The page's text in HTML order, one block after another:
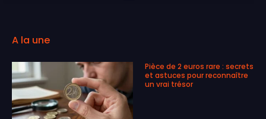
A la une
Pièce de 2 euros rare : secrets
et astuces pour reconnaître
un vrai trésor